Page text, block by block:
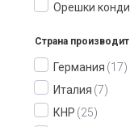
Орешки
Страна
Германия 17
Италия 7
КНР 25